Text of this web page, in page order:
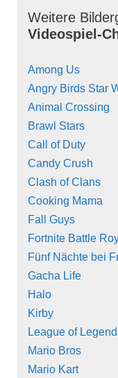
Weitere
Videospiel-
Among Us
Angry Birds Star
Animal Crossing
Brawl Stars
Call of Duty
Candy Crush
Clash of Clans
Cooking Mama
Fall Guys
Fortnite Battle
Fünf Nächte bei
Gacha Life
Halo
Kirby
League of
Mario Bros
Mario Kart